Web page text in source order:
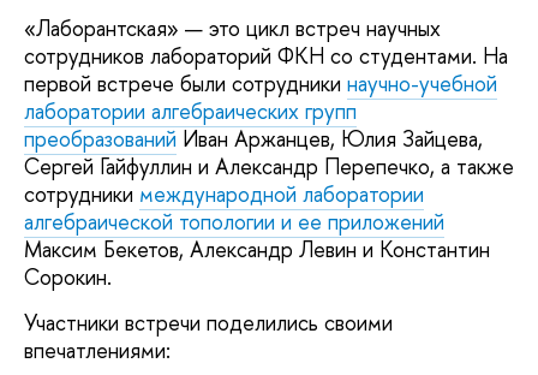
«Лаборантская» — это цикл встреч научных
сотрудников лабораторий ФКН со студентами. На
первой встрече были сотрудники научно-учебной
лаборатории алгебраических групп
преобразований Иван Аржанцев, Юлия Зайцева,
Сергей Гайфуллин и Александр Перепечко, а также
сотрудники международной лаборатории
алгебраической топологии и ее приложений
Максим Бекетов, Александр Левин и Константин
Сорокин.
Участники встречи поделились своими
впечатлениями: